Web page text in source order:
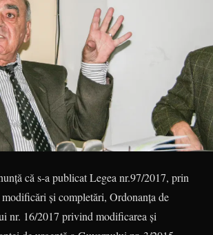
că s-a publicat Legea nr.97/2017, prin
modificări și completări, Ordonanţa de
nr. 16/2017 privind modificarea şi